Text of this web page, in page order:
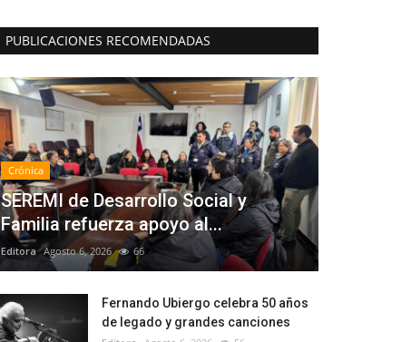
PUBLICACIONES RECOMENDADAS
Crónica
SEREMI de Desarrollo Social y
Familia refuerza apoyo al...
Editora Agosto 6, 2026 66
Fernando Ubiergo celebra 50 años
de legado y grandes canciones